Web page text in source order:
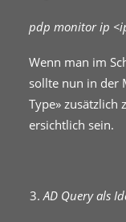
pdp monitor ip
Wenn man im
sollte nun in der
Type» zusätzlich
ersichtlich sein.
AD Query als